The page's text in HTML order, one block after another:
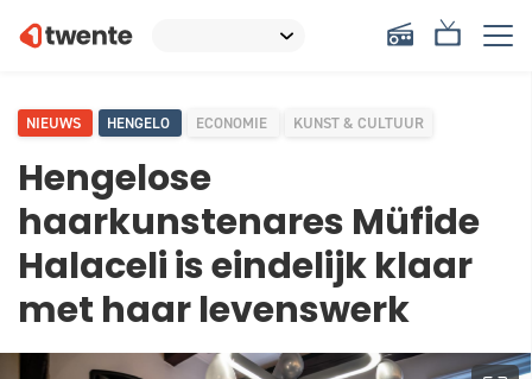
NIEUWS HENGELO ECONOMIE KUNST & CULTUUR
Hengelose
haarkunstenares Müfide
Halaceli is eindelijk klaar
met haar levenswerk